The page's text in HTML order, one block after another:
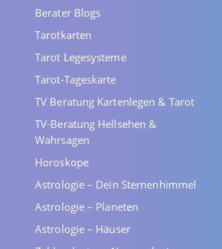
Berater Blogs
Tarotkarten
Tarot Legesysteme
Tarot-Tageskarte
TV Beratung Kartenlegen & Tarot
TV-Beratung Hellsehen &
Wahrsagen
Horoskope
Astrologie – Dein Sternenhimmel
Astrologie – Planeten
Astrologie – Häuser